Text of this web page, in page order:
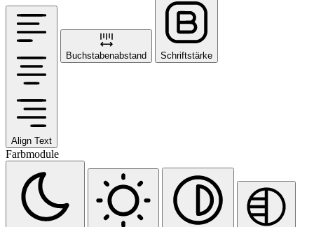
Align Text
Buchstabenabstand Schriftstärke
Farbmodule